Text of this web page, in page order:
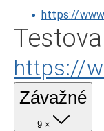
https://
https://
Závažné
9 ×